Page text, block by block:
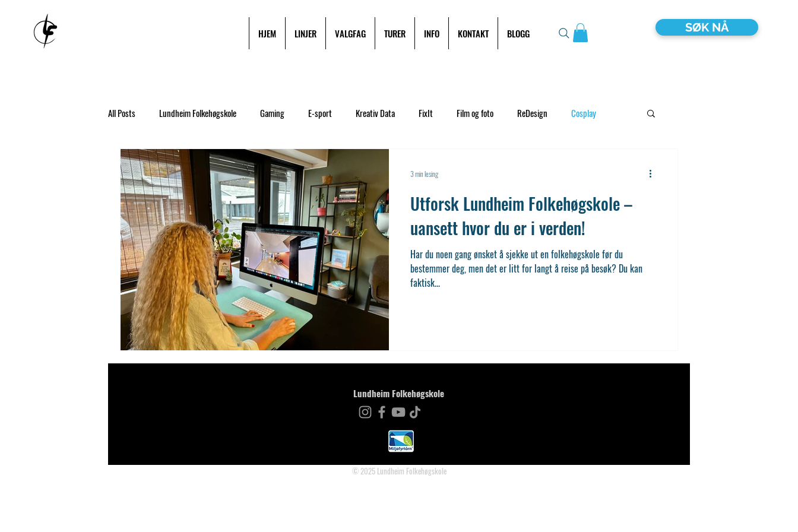
HJEM LINJER VALGFAG TURER INFO KONTAKT BLOGG SØK NÅ
All Posts Lundheim Folkehøgskole Gaming E-sport Kreativ Data FixIt Film og foto ReDesign Cosplay
Lån og stipend NAV Strømmestiftelsen Solidaritet
Reise Musikk Ny elev Pakkeliste Fotball-Premiere League Allround Aktiv Turer Tilrettelagt
Arrangementer Tidligere elever Ofte stilte spørsmål
Utforsk Lundheim Folkehøgskole –
uansett hvor du er i verden!
Har du noen gang ønsket å sjekke ut en folkehøgskole før du
bestemmer deg, men det er litt for langt å reise på besøk? Du kan
faktisk...
3 min lesing
Lundheim Folkehøgskole
© 2025 Lundheim Folkehøgskole